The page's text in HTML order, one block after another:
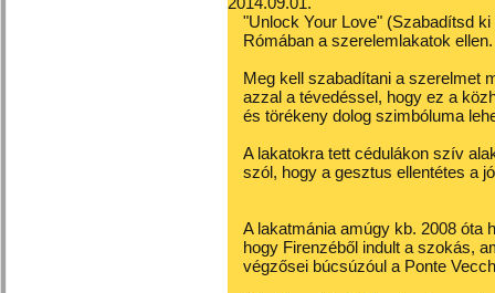
"Unlock Your Love" (Szabadítsd
Rómában a szerelemlakatok ellen.
Meg kell szabadítani a szerelmet
azzal a tévedéssel, hogy ez a
és törékeny dolog szimbóluma
A lakatokra tett cédulákon szív
szól, hogy a gesztus ellentétes a
A lakatmánia amúgy kb. 2008 óta
hogy Firenzéből indult a szokás,
végzősei búcsúzóul a Ponte